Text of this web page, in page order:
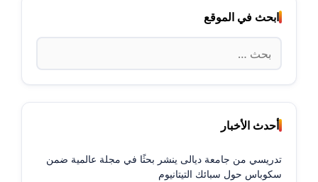
ابحث في الموقع
البحث
عن:
أحدث الأخبار
تدريسي من جامعة ديالى ينشر بحثًا في مجلة عالمية ضمن
سكوباس حول سبائك التيتانيوم